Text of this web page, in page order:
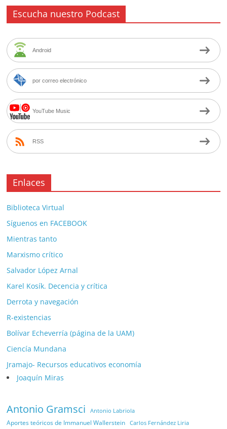
Escucha nuestro Podcast
Android
por correo electrónico
YouTube Music
RSS
Enlaces
Biblioteca Virtual
Síguenos en FACEBOOK
Mientras tanto
Marxismo crítico
Salvador López Arnal
Karel Kosík. Decencia y crítica
Derrota y navegación
R-existencias
Bolívar Echeverría (página de la UAM)
Ciencía Mundana
Jramajo- Recursos educativos economía
Joaquín Miras
Antonio Gramsci Antonio Labriola
Aportes teóricos de Immanuel Wallerstein Carlos Fernández Liria